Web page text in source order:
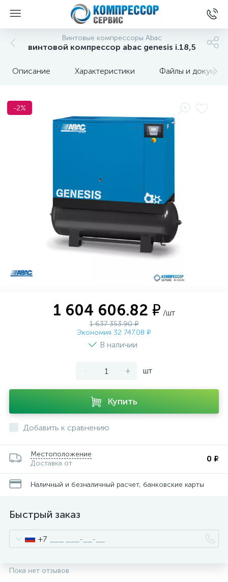
Винтовые компрессоры Abac
винтовой компрессор abac genesis i.18,5
Описание Характеристики Файлы и
-2%
1 604 606.82 ₽ /шт
1 637 353.90 ₽
Экономия 32 747.08 ₽
В наличии
- + шт
Купить
Добавить к сравнению
Местоположение
Доставка от
0 ₽
Наличный и безналичный расчет, банковские карты
Быстрый заказ
+7
Пока нет отзывов